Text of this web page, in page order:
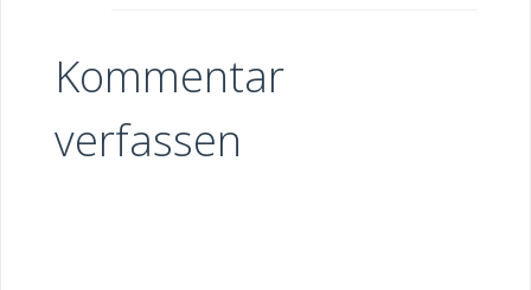
Kommentar
verfassen